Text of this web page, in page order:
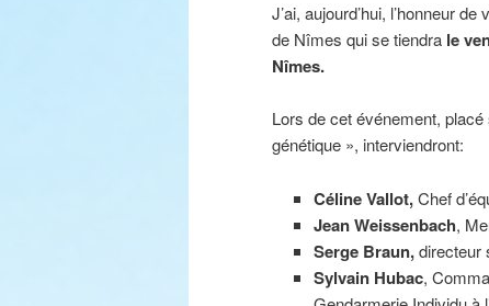
J’ai, aujourd’hui, l’honneur
de Nîmes qui se tiendra le
Nîmes.
Lors de cet événement,
génétique », interviendront:
Céline Vallot,Chef
Jean Weissenbach,
Serge Braun,directeur
Sylvain Hubac,